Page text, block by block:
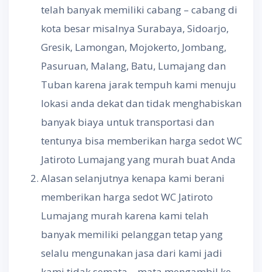
telah banyak memiliki cabang – cabang di
kota besar misalnya Surabaya, Sidoarjo,
Gresik, Lamongan, Mojokerto, Jombang,
Pasuruan, Malang, Batu, Lumajang dan
Tuban karena jarak tempuh kami menuju
lokasi anda dekat dan tidak menghabiskan
banyak biaya untuk transportasi dan
tentunya bisa memberikan harga sedot WC
Jatiroto Lumajang yang murah buat Anda
Alasan selanjutnya kenapa kami berani
memberikan harga sedot WC Jatiroto
Lumajang murah karena kami telah
banyak memiliki pelanggan tetap yang
selalu mengunakan jasa dari kami jadi